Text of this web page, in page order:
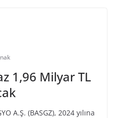
1,96 Milyar TL
A.Ş. (BASGZ), 2024 yılına